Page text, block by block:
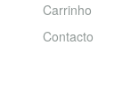
Carrinho
Contacto